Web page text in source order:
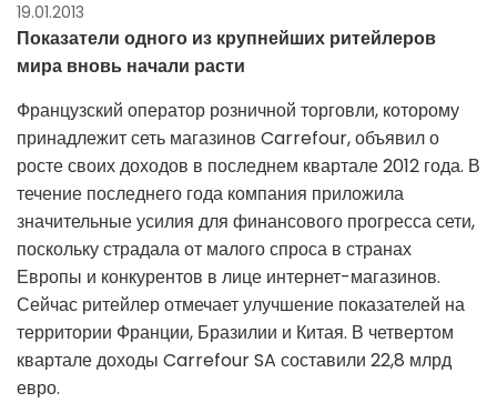
19.01.2013
Показатели одного из крупнейших ритейлеров
мира вновь начали расти
Французский оператор розничной торговли, которому
принадлежит сеть магазинов Carrefour, объявил о
росте своих доходов в последнем квартале 2012 года. В
течение последнего года компания приложила
значительные усилия для финансового прогресса сети,
поскольку страдала от малого спроса в странах
Европы и конкурентов в лице интернет-магазинов.
Сейчас ритейлер отмечает улучшение показателей на
территории Франции, Бразилии и Китая. В четвертом
квартале доходы Carrefour SA составили 22,8 млрд
евро.